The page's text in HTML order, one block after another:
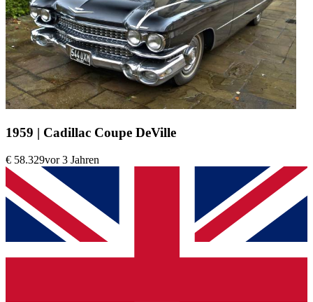
1959 | Cadillac Coupe DeVille
€ 58.329vor 3 Jahren